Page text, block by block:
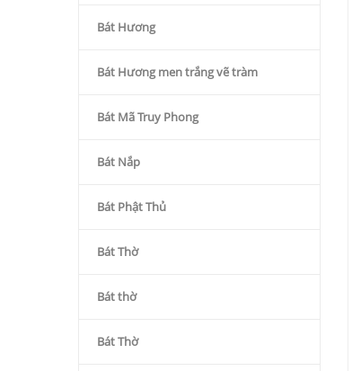
Bát Hương
Bát Hương men trắng vẽ tràm
Bát Mã Truy Phong
Bát Nắp
Bát Phật Thủ
Bát Thờ
Bát thờ
Bát Thờ